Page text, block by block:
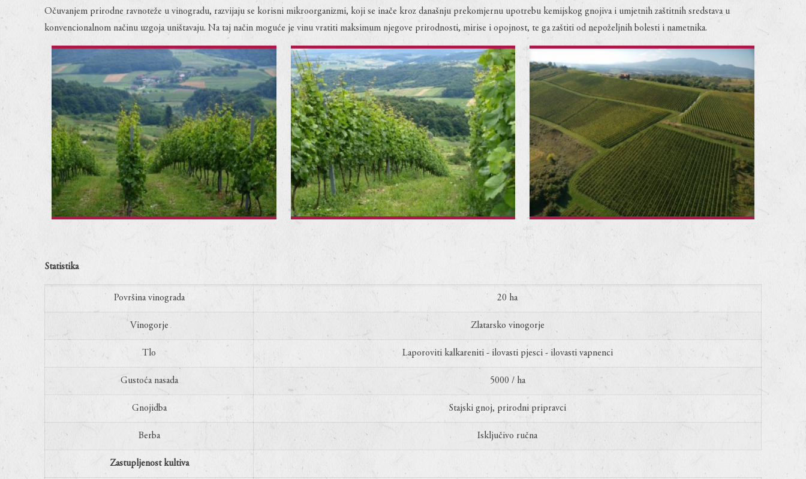
Očuvanjem prirodne ravnoteže u vinogradu, razvijaju se korisni mikroorganizmi, koji se inače kroz današnju prekomjernu upotrebu kemijskog gnojiva i umjetnih zaštitnih sredstava u
konvencionalnom načinu uzgoja uništavaju. Na taj način moguće je vinu vratiti maksimum njegove prirodnosti, mirise i opojnost, te ga zaštiti od nepoželjnih bolesti i nametnika.
Statistika
Površina vinograda 20 ha
Vinogorje Zlatarsko vinogorje
Tlo Laporoviti kalkareniti - ilovasti pjesci - ilovasti vapnenci
Gustoća nasada 5000 / ha
Gnojidba Stajski gnoj, prirodni pripravci
Berba Isključivo ručna
Zastupljenost kultiva